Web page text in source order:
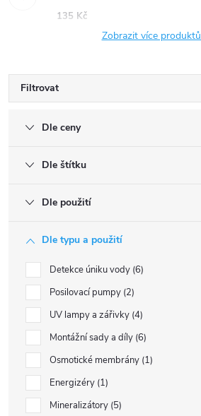
135 Kč
Zobrazit více produktů
Filtrovat
Dle ceny
Dle štítku
Dle použití
Dle typu a použití
Detekce úniku vody 6
Posilovací pumpy 2
UV lampy a zářivky 4
Montážní sady a díly 6
Osmotické membrány 1
Energizéry 1
Mineralizátory 5